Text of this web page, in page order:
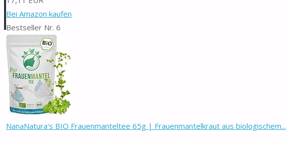
Bei Amazon kaufen
Bestseller Nr. 6
NanaNatura's BIO Frauenmanteltee 65g | Frauenmantelkraut aus biologischem...